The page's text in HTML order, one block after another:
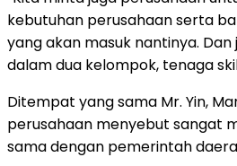
kebutuhan perusahaan serta
yang akan masuk nantinya. Dan
dalam dua kelompok, tenaga
Ditempat yang sama Mr. Yin,
perusahaan menyebut sangat
sama dengan pemerintah